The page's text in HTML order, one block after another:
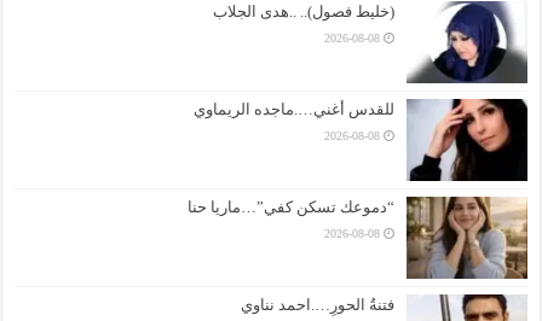
(خليط فصول).. ..هدى الجلاب
2026-08-08
للقدس أغني….ماجده الريماوي
2026-08-08
“دموعك تسكن كفي”…ماريا حنا
2026-08-08
فتنةُ الحورِ….احمد نناوي